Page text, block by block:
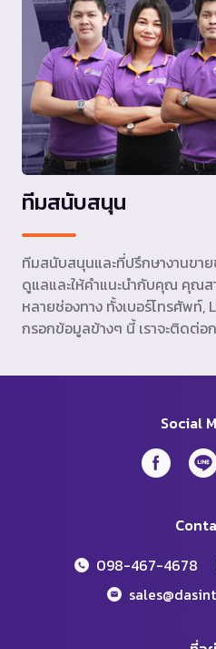
ทีมสนับสนุน
ทีมสนับสนุนและที่ปรึกษางานขาย
ดูแลและให้คำแนะนำกับคุณ คุณส
หลายช่องทาง ทั้งเบอร์โทรศัพท์,
กรอกข้อมูลข้างๆ นี้ เราจะติดต่
Social
098-467-4678